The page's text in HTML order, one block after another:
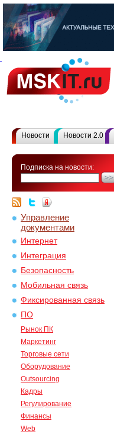
Новости Новости 2.0
Подписка на новости:
Управление
документами
Интернет
Интеграция
Безопасность
Мобильная связь
Фиксированная связь
ПО
Рынок ПК
Маркетинг
Торговые сети
Оборудование
Outsourcing
Кадры
Регулирование
Финансы
Web